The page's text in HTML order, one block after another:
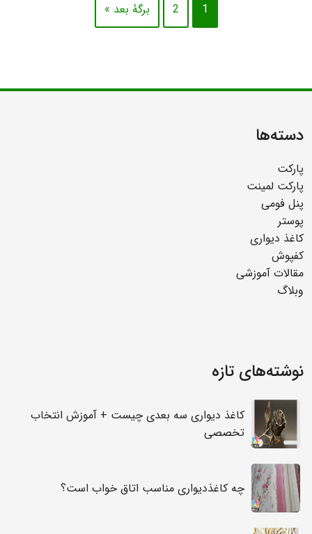
1
2 برگهٔ بعد »
دسته‌ها
پارکت
پارکت لمینت
پنل فومی
پوستر
کاغذ دیواری
کفپوش
مقالات آموزشی
وبلاگ
نوشته‌های تازه
کاغذ دیواری سه بعدی چیست + آموزش انتخاب
تخصصی
چه کاغذدیواری مناسب اتاق خواب است؟